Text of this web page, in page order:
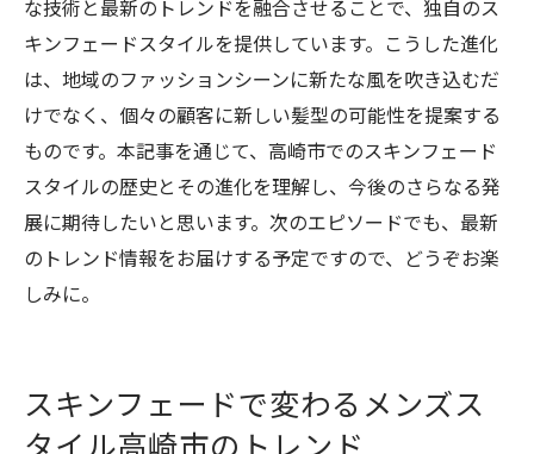
高崎市のコミュニティで愛されるスキンフ
ェード
スキンフェードが高崎市で選ばれる理由
地域特有のスキンフェードスタイルの魅力
スキンフェードで高崎市の男性が得る新たな魅
力
スキンフェードで自信を持つ男性が増加中
スキンフェードが引き出す男性の魅力とス
タイル
な技術と最新のトレンドを融合させることで、独自のス
キンフェードスタイルを提供しています。こうした進化
は、地域のファッションシーンに新たな風を吹き込むだ
けでなく、個々の顧客に新しい髪型の可能性を提案する
ものです。本記事を通じて、高崎市でのスキンフェード
スタイルの歴史とその進化を理解し、今後のさらなる発
展に期待したいと思います。次のエピソードでも、最新
のトレンド情報をお届けする予定ですので、どうぞお楽
しみに。
スキンフェードで変わるメンズス
タイル高崎市のトレンド